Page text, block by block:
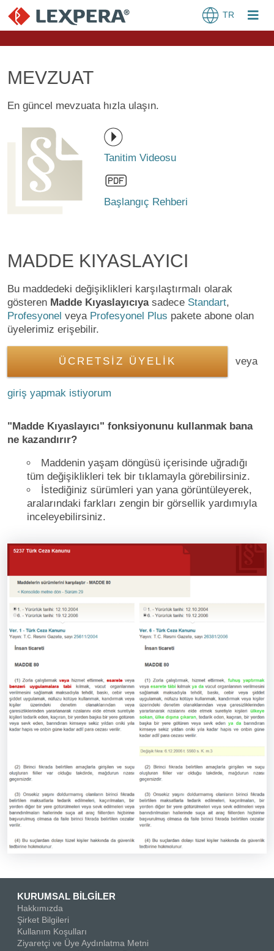
TR
MEVZUAT
En güncel mevzuata hızla ulaşın.
Tanitim Videosu
Başlangıç Rehberi
MADDE KIYASLAYICI
Bu maddedeki değişiklikleri karşılaştırmalı olarak
gösteren Madde Kıyaslayıcıyasadece Standart,
Profesyonel veya Profesyonel Plus pakete abone olan
üyelerimiz erişebilir.
ÜCRETSİZ ÜYELİK veya
giriş yapmak istiyorum
"Madde Kıyaslayıcı" fonksiyonunu kullanmak bana
ne kazandırır?
Maddenin yaşam döngüsü içerisinde uğradığı
tüm değişiklikleri tek bir tıklamayla görebilirsiniz.
İstediğiniz sürümleri yan yana görüntüleyerek,
aralarındaki farkları zengin bir görsellik yardımıyla
inceleyebilirsiniz.
KURUMSAL BİLGİLER
Hakkımızda
Şirket Bilgileri
Kullanım Koşulları
Ziyaretçi ve Üye Aydınlatma Metni